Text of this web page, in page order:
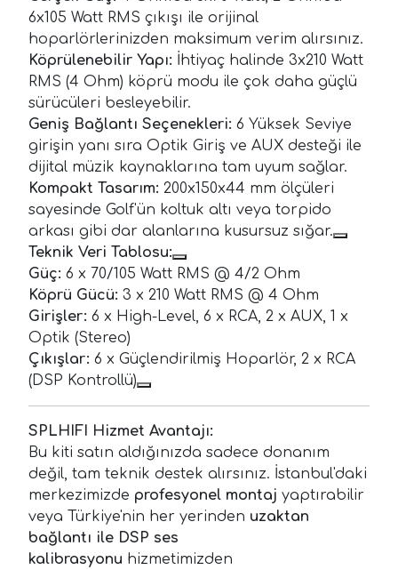
6x105 Watt RMS çıkışı ile orijinal
hoparlörlerinizden maksimum verim alırsınız.
Köprülenebilir Yapı: İhtiyaç halinde 3x210 Watt
RMS (4 Ohm) köprü modu ile çok daha güçlü
sürücüleri besleyebilir.
Geniş Bağlantı Seçenekleri: 6 Yüksek Seviye
girişin yanı sıra Optik Giriş ve AUX desteği ile
dijital müzik kaynaklarına tam uyum sağlar.
Kompakt Tasarım: 200x150x44 mm ölçüleri
sayesinde Golf'ün koltuk altı veya torpido
arkası gibi dar alanlarına kusursuz sığar.
Teknik Veri Tablosu:
Güç: 6 x 70/105 Watt RMS @ 4/2 Ohm
Köprü Gücü: 3 x 210 Watt RMS @ 4 Ohm
Girişler: 6 x High-Level, 6 x RCA, 2 x AUX, 1 x
Optik (Stereo)
Çıkışlar: 6 x Güçlendirilmiş Hoparlör, 2 x RCA
(DSP Kontrollü)
SPLHIFI Hizmet Avantajı:
Bu kiti satın aldığınızda sadece donanım
değil, tam teknik destek alırsınız. İstanbul'daki
merkezimizde profesyonel montaj yaptırabilir
veya Türkiye'nin her yerinden uzaktan
bağlantı ile DSP ses
kalibrasyonu hizmetimizden